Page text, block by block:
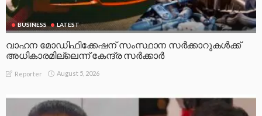
BUSINESS LATEST
വാഹന മോഡിഫിക്കേഷന് സംസ്ഥാന സർക്കാറുകൾക്ക്
അധികാരമില്ലെന്ന് കേന്ദ്ര സർക്കാർ
Reporter August 5, 2026